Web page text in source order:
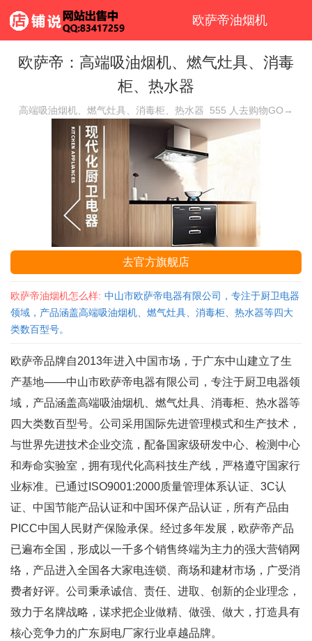
欧萨帝油烟机
欧萨帝：高端吸油烟机、燃气灶具、消毒
柜、热水器
高端吸油烟机、燃气灶具、消毒柜、热水器 555 人去购物GO→
去官方旗舰店
欧萨帝油烟机怎么样: 中山市欧萨帝电器有限公司，专注于厨卫电器
领域，产品涵盖高端吸油烟机、燃气灶具、消毒柜、热水器等四大
类数百型号。
欧萨帝品牌自2013年进入中国市场，于广东中山建立了生
产基地——中山市欧萨帝电器有限公司，专注于厨卫电器领
域，产品涵盖高端吸油烟机、燃气灶具、消毒柜、热水器等
四大类数百型号。公司采用国际先进管理模式和生产技术，
与世界先进技术企业交流，配备国家级研发中心、检测中心
和寿命实验室，拥有现代化高科技生产线，严格遵守国家行
业标准。已通过ISO9001:2000质量管理体系认证、3C认
证、中国节能产品认证和中国环保产品认证，所有产品由
PICC中国人民财产保险承保。经过多年发展，欧萨帝产品
已遍布全国，形成以一千多个销售终端为主力的强大营销网
络，产品进入全国各大家电连锁、商场和建材市场，广受消
费者好评。公司秉承诚信、责任、进取、创新的企业理念，
致力于名牌战略，谋求把企业做精、做强、做大，打造具有
核心竞争力的广东厨电厂家行业卓越品牌。